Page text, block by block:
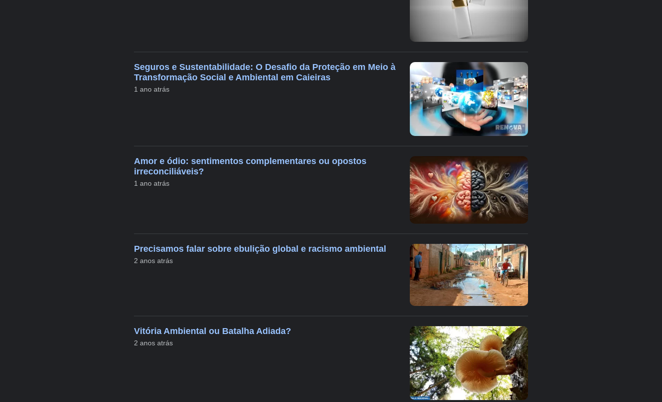
Seguros e Sustentabilidade: O Desafio da Proteção em Meio à
Transformação Social e Ambiental em Caieiras
1 ano atrás
Amor e ódio: sentimentos complementares ou opostos
irreconciliáveis?
1 ano atrás
Precisamos falar sobre ebulição global e racismo ambiental
2 anos atrás
Vitória Ambiental ou Batalha Adiada?
2 anos atrás